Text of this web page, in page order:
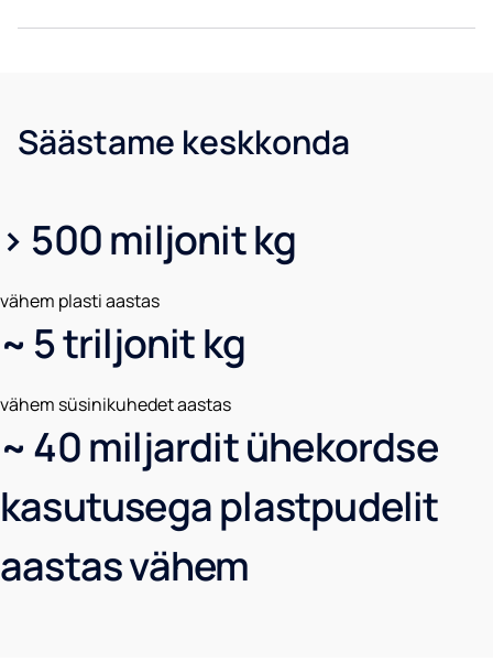
Säästame keskkonda
> 500 miljonit kg
vähem plasti aastas
~ 5 triljonit kg
vähem süsinikuhedet aastas
~ 40 miljardit ühekordse
kasutusega plastpudelit
aastas vähem